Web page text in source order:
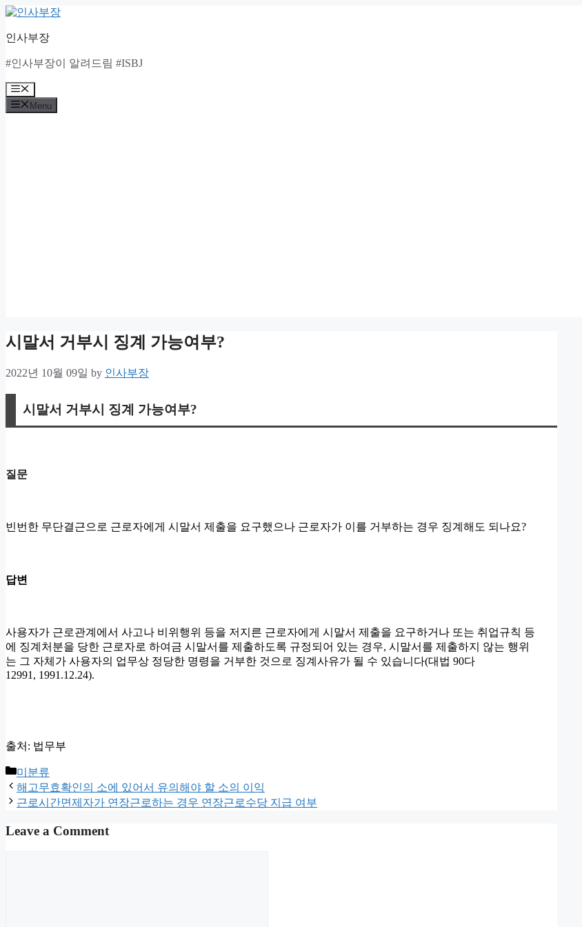
Skip
content
인사부장
#인사부장이 알려드림 #ISBJ
Menu
Menu
시말서 거부시 징계 가능여부?
2022년 10월 09일 by 인사부장
시말서 거부시 징계 가능여부?
질문
빈번한 무단결근으로 근로자에게 시말서 제출을 요구했으나 근로자가 이를 거부하는 경우 징계해도 되나요?
답변
사용자가 근로관계에서 사고나 비위행위 등을 저지른 근로자에게 시말서 제출을 요구하거나 또는 취업규칙 등
에 징계처분을 당한 근로자로 하여금 시말서를 제출하도록 규정되어 있는 경우, 시말서를 제출하지 않는 행위
는 그 자체가 사용자의 업무상 정당한 명령을 거부한 것으로 징계사유가 될 수 있습니다(대법 90다
12991, 1991.12.24).
출처: 법무부
Categories
미분류
해고무효확인의 소에 있어서 유의해야 할 소의 이익
근로시간면제자가 연장근로하는 경우 연장근로수당 지급 여부
Leave a Comment